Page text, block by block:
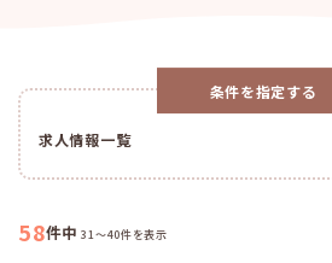
条件を指定する
求人情報一覧
58件中 31～40件を表示